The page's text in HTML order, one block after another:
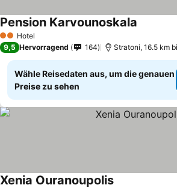
2 Sterne
Hotel
Pension Karvounoskala
9,5 Hervorragend 164 Stratoni, 16.5 km
Wähle Reisedaten aus, um die genauen
Preise zu sehen
Xenia Ouranoupolis